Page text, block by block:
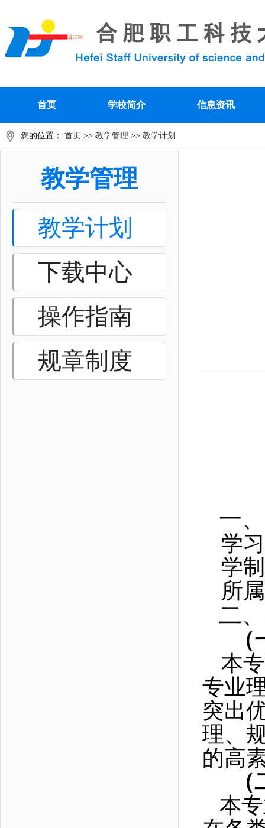
首页 学校简介 信息资讯
您的位置： 首页 >> 教学管理 >> 教学计划
教学管理
教学计划
下载中心
操作指南
规章制度
一、
学
学
所
二、
本
专业
突出
理、
的高
本